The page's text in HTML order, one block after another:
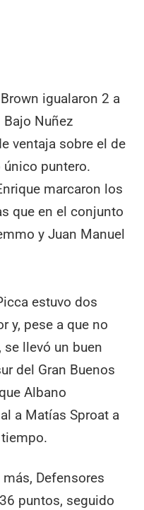
igualaron 2 a
Nuñez
ventaja sobre el de
puntero.
marcaron los
que en el conjunto
y Juan Manuel
estuvo dos
y, pese a que no
llevó un buen
del Gran Buenos
Albano
a Matías Sproat a
Defensores
puntos, seguido